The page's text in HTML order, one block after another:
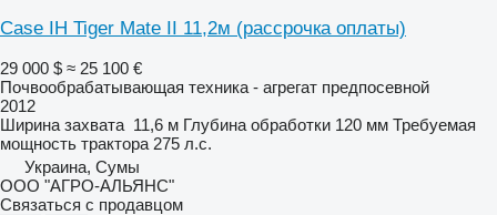
Case IH Tiger Mate II 11,2м (рассрочка оплаты)
29 000 $ ≈ 25 100 €
Почвообрабатывающая техника - агрегат предпосевной
2012
Ширина захвата 11,6 м Глубина обработки 120 мм Требуемая
мощность трактора 275 л.с.
Украина, Сумы
ООО "АГРО-АЛЬЯНС"
Связаться с продавцом